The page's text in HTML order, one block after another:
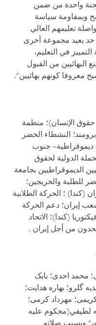
واحدة من ضمن
وبمقاومة سياسة
تعليمهم العالي
بعيد مجموعة أخرى
في التعليم،
البهائيين من القبول
معروفا كونهم بهائيين".
الإنسان)؛ منظمة
النشطاء الخضر
ديموقراطية– جنوب
الدولية لحقوق
الديموقراطيين بجامعة
للطلبة والخريجين؛
(كندا) ؛ الحركة الطلابية
إيران؛ دعم الحركة
(كندا)؛ الاتحاد
من أجل إيران .
محمد احدی؛ بابک
گلرو؛ بهاره هدایت؛
مهرداد کرمی؛
لطیفي(محکوم عليه